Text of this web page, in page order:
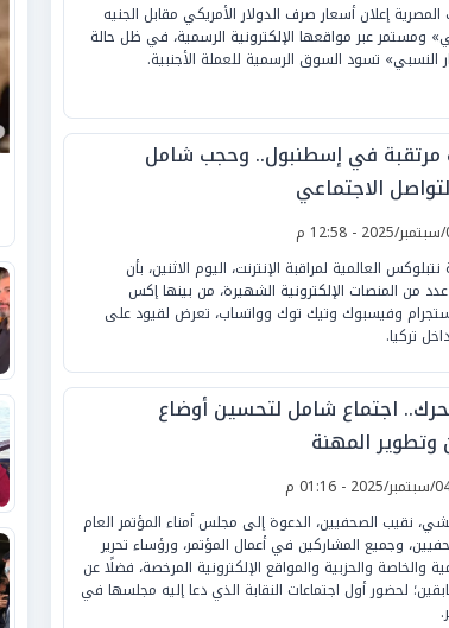
إعلان أسعار صرف الدولار الأمريكي مقابل الجنيه
ومستمر عبر مواقعها الإلكترونية الرسمية، في ظل حالة
النسبي» تسود السوق الرسمية للعملة الأجنبية.
مرتقبة في إسطنبول.. وحجب شامل
الاجتماعي
العالمية لمراقبة الإنترنت، اليوم الاثنين، بأن
من المنصات الإلكترونية الشهيرة، من بينها إكس
وفيسبوك وتيك توك وواتساب، تعرض لقيود على
تركيا.
اجتماع شامل لتحسين أوضاع
وتطوير المهنة
نقيب الصحفيين، الدعوة إلى مجلس أمناء المؤتمر العام
وجميع المشاركين في أعمال المؤتمر، ورؤساء تحرير
والخاصة والحزبية والمواقع الإلكترونية المرخصة، فضلًا عن
لحضور أول اجتماعات النقابة الذي دعا إليه مجلسها في